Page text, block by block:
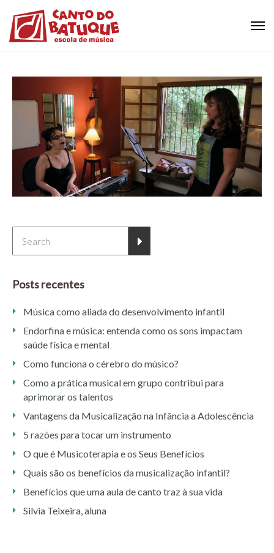
Posts recentes
Música como aliada do desenvolvimento infantil
Endorfina e música: entenda como os sons impactam
saúde física e mental
Como funciona o cérebro do músico?
Como a prática musical em grupo contribui para
aprimorar os talentos
Vantagens da Musicalização na Infância a Adolescência
5 razões para tocar um instrumento
O que é Musicoterapia e os Seus Benefícios
Quais são os benefícios da musicalização infantil?
Benefícios que uma aula de canto traz à sua vida
Silvia Teixeira, aluna